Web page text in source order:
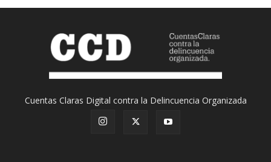
Cuentas Claras Digital contra la Delincuencia Organizada